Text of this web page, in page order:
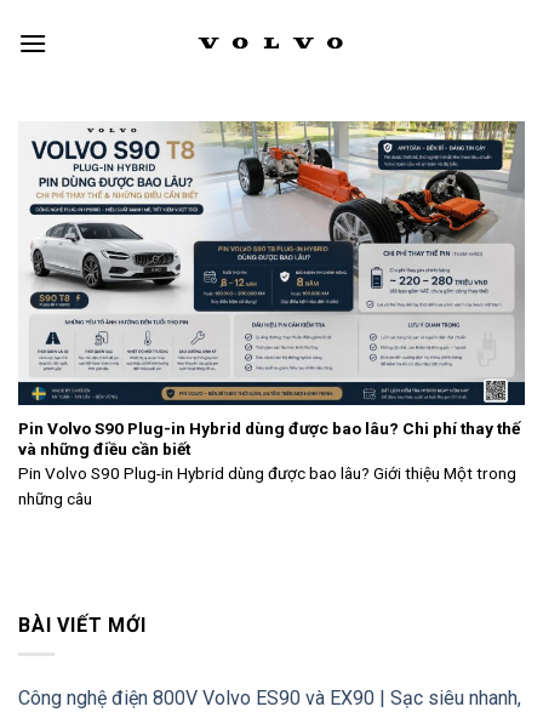
Pin Volvo S90 Plug-in Hybrid dùng được bao lâu? Chi phí thay thế
và những điều cần biết
Pin Volvo S90 Plug-in Hybrid dùng được bao lâu? Giới thiệu Một trong
những câu
BÀI VIẾT MỚI
Công nghệ điện 800V Volvo ES90 và EX90 | Sạc siêu nhanh,